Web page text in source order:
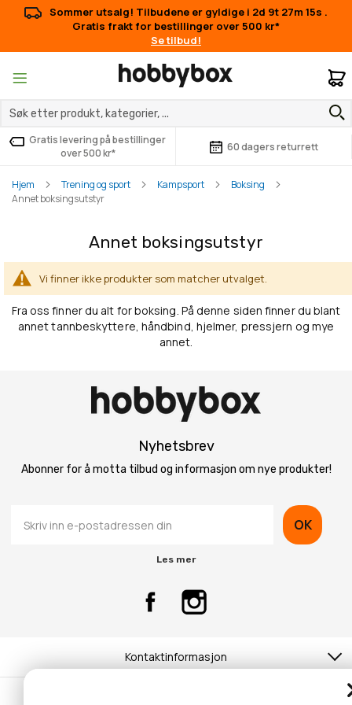
Sommer utsalg! Tilbudene er gyldige i 2d 9t 27m 15s .
Gratis frakt for bestillinger over 500 kr*
Se tilbud!
Gratis levering på bestillinger
over 500 kr*
60 dagers returrett
Hjem Trening og sport Kampsport
Boksing
Annet boksingsutstyr
Annet boksingsutstyr
Vi finner ikke produkter som matcher utvalget.
Fra oss finner du alt for boksing. På denne siden finner du blant
annet tannbeskyttere, håndbind, hjelmer, pressjern og mye
annet.
Nyhetsbrev
Abonner for å motta tilbud og informasjon om nye produkter!
OK
Les mer
Kontaktinformasjon